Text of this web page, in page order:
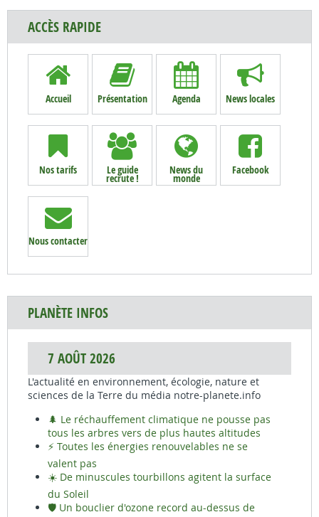
ACCÈS RAPIDE
Accueil Présentation Agenda News locales
Nos tarifs Le guide
recrute !
News du
monde
Facebook
Nous contacter
PLANÈTE INFOS
7 AOÛT 2026
L'actualité en environnement, écologie, nature et
sciences de la Terre du média notre-planete.info
🌲 Le réchauffement climatique ne pousse pas
tous les arbres vers de plus hautes altitudes
⚡ Toutes les énergies renouvelables ne se
valent pas
☀️ De minuscules tourbillons agitent la surface
du Soleil
🛡️ Un bouclier d'ozone record au-dessus de